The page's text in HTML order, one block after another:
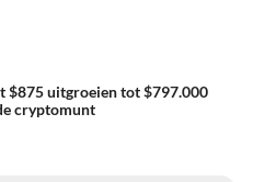
$875 uitgroeien tot $797.000
cryptomunt